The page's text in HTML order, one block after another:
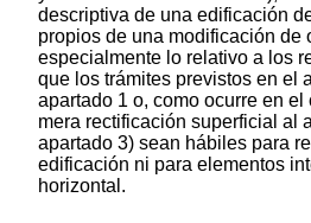
descriptiva de una edificación
propios de una modificación de
especialmente lo relativo a los
que los trámites previstos en el
apartado 1 o, como ocurre en
mera rectificación superficial al
apartado 3) sean hábiles para
edificación ni para elementos
horizontal.